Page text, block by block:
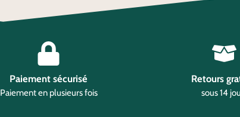
Paiement sécurisé
Paiement en plusieurs fois
Retours
sous 14